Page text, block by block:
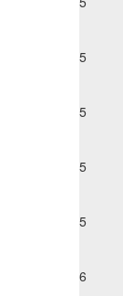
5
5
5
5
6